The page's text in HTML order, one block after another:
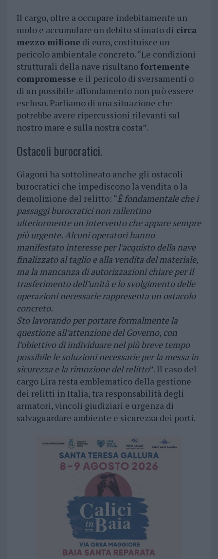
Il cargo, oltre a occupare indebitamente un
molo e accumulare un debito stimato di circa
mezzo milionedi euro, costituisce un
pericolo ambientale concreto. “Le condizioni
strutturali della nave risultano fortemente
compromesse e il pericolo di sversamenti o
di un possibile affondamento non può essere
escluso. Parliamo di una situazione che
potrebbe avere ripercussioni rilevanti sul
nostro mare e sulla nostra costa”.
Ostacoli burocratici.
Giagoni ha sottolineato anche gli ostacoli
burocratici che impediscono la vendita o la
demolizione del relitto: “È fondamentale che i
passaggi burocratici non rallentino
ulteriormente un intervento che appare sempre
più urgente. Alcuni operatori hanno
manifestato interesse per l’acquisto della nave
finalizzato al taglio e alla vendita del materiale,
ma la mancanza di autorizzazioni chiare per il
trasferimento dell’unità e lo svolgimento delle
operazioni necessarie rappresenta un ostacolo
concreto.
Sto lavorando per portare formalmente la
questione all’attenzione del Governo, con
l’obiettivo di individuare nel più breve tempo
possibile le soluzioni necessarie per la messa in
sicurezza e la rimozione del relitto”. Il caso del
cargo Lira resta emblematico della gestione
dei relitti in Italia, tra responsabilità degli
armatori, vincoli giudiziari e urgenza di
salvaguardare ambiente e sicurezza dei porti.